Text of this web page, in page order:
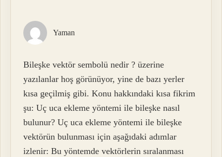
Yaman
Bileşke vektör sembolü nedir ? üzerine
yazılanlar hoş görünüyor, yine de bazı yerler
kısa geçilmiş gibi. Konu hakkındaki kısa fikrim
şu: Uç uca ekleme yöntemi ile bileşke nasıl
bulunur? Uç uca ekleme yöntemi ile bileşke
vektörün bulunması için aşağıdaki adımlar
izlenir: Bu yöntemde vektörlerin sıralanması